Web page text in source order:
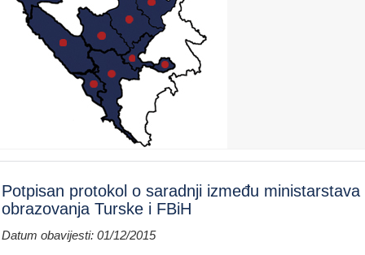
Potpisan protokol o saradnji između ministarstava
obrazovanja Turske i FBiH
Datum obavijesti: 01/12/2015